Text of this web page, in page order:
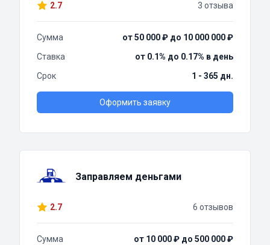
2.7 3 отзыва
Сумма
от 50 000 ₽ до 10 000 000 ₽
Ставка
от 0.1% до 0.17% в день
Срок
1 - 365 дн.
Оформить заявку
Заправляем деньгами
2.7 6 отзывов
Сумма
от 10 000 ₽ до 500 000 ₽